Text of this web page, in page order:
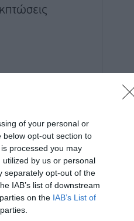
of your personal or
opt-out section to
processed you may
by us or personal
separately opt-out of the
IAB’s list of downstream
on the IAB’s List of